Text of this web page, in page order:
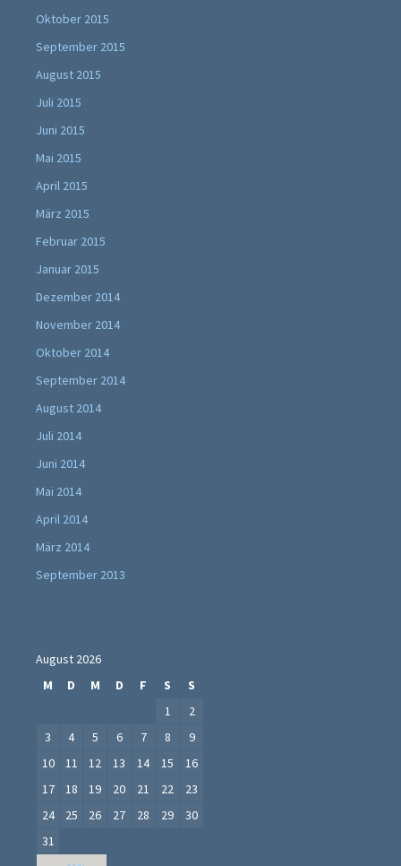
Oktober 2015
September 2015
August 2015
Juli 2015
Juni 2015
Mai 2015
April 2015
März 2015
Februar 2015
Januar 2015
Dezember 2014
November 2014
Oktober 2014
September 2014
August 2014
Juli 2014
Juni 2014
Mai 2014
April 2014
März 2014
September 2013
August 2026
M
D M D F S S
1
2
3
4 5 6 7 8
9
10
11 12 13 14 15
16
17
18 19 20 21 22
23
24
25 26 27 28 29
30
31